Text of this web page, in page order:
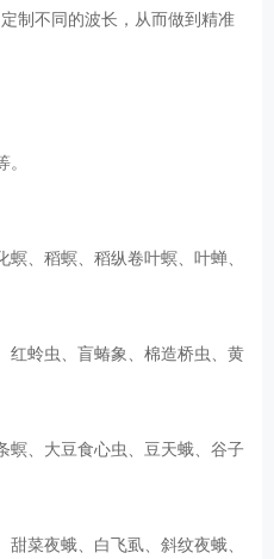
制不同的波长，从而做到精准
。
、稻螟、稻纵卷叶螟、叶蝉、
红蛉虫、盲蝽象、棉造桥虫、黄
螟、大豆食心虫、豆天蛾、谷子
菜夜蛾、白飞虱、斜纹夜蛾、